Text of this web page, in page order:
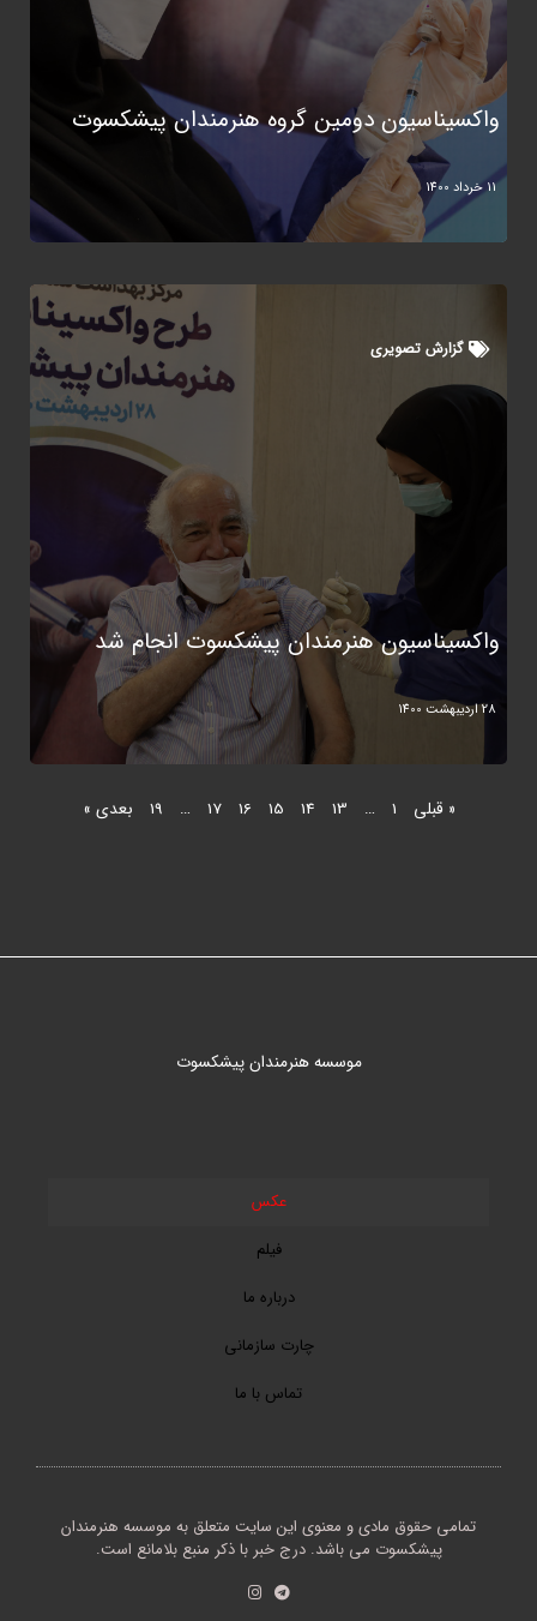
واکسیناسیون دومین گروه هنرمندان پیشکسوت
11 خرداد 1400
گزارش تصویری
واکسیناسیون هنرمندان پیشکسوت انجام شد
28 اردیبهشت 1400
« قبلی 1
…
13
14
15
16
17
…
19 بعدی »
موسسه هنرمندان پیشکسوت
عکس
فیلم
درباره ما
چارت سازمانی
تماس با ما
تمامی حقوق مادی و معنوی این سایت متعلق به موسسه هنرمندان
پیشکسوت می باشد. درج خبر با ذکر منبع بلامانع است.